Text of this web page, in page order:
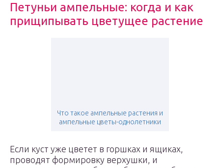
Петуньи ампельные: когда и как
прищипывать цветущее растение
Что такое ампельные растения и
ампельные цветы-однолетники
Если куст уже цветет в горшках и ящиках,
проводят формировку верхушки, и